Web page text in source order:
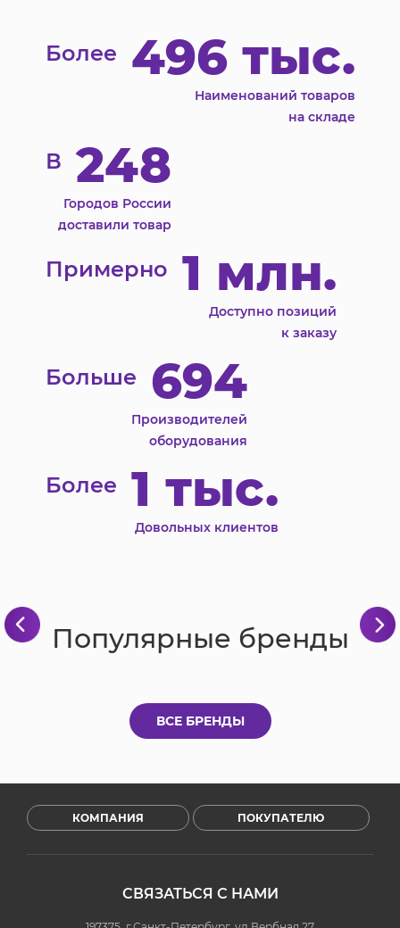
Более 496 тыс.
Наименований товаров
на складе
В 248
Городов России
доставили товар
Примерно 1 млн.
Доступно позиций
к заказу
Больше 694
Производителей
оборудования
Более 1 тыс.
Довольных клиентов
Популярные бренды
ВСЕ БРЕНДЫ
КОМПАНИЯ ПОКУПАТЕЛЮ
СВЯЗАТЬСЯ С НАМИ